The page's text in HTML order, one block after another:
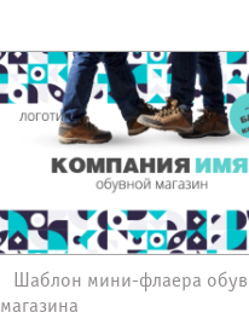
Шаблон мини-флаера
магазина